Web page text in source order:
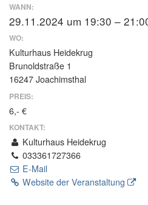
WANN:
29.11.2024 um 19:30 –
WO:
Kulturhaus Heidekrug
Brunoldstraße 1
16247 Joachimsthal
PREIS:
6,- €
KONTAKT:
Kulturhaus Heidekrug
033361727366
E-Mail
Website der Veranstaltung